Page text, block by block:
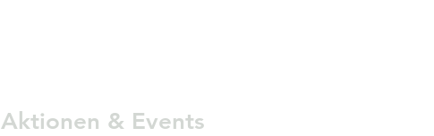
Aktionen & Events